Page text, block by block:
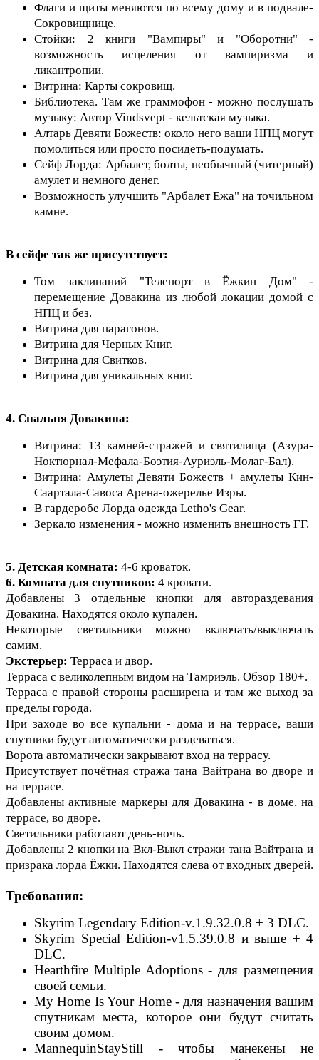
Флаги и щиты меняются по всему дому и в подвале-
Сокровищнице.
Стойки: 2 книги "Вампиры" и "Оборотни" -
возможность исцеления от вампиризма и
ликантропии.
Витрина: Карты сокровищ.
Библиотека. Там же граммофон - можно послушать
музыку: Автор Vindsvept - кельтская музыка.
Алтарь Девяти Божеств: около него ваши НПЦ могут
помолиться или просто посидеть-подумать.
Сейф Лорда: Арбалет, болты, необычный (читерный)
амулет и немного денег.
Возможность улучшить "Арбалет Ежа" на точильном
камне.
В сейфе так же присутствует:
Том заклинаний "Телепорт в Ёжкин Дом" -
перемещение Довакина из любой локации домой с
НПЦ и без.
Витрина для парагонов.
Витрина для Черных Книг.
Витрина для Свитков.
Витрина для уникальных книг.
4. Спальня Довакина:
Витрина: 13 камней-стражей и святилища (Азура-
Ноктюрнал-Мефала-Боэтия-Ауриэль-Молаг-Бал).
Витрина: Амулеты Девяти Божеств + амулеты Кин-
Саартала-Савоса Арена-ожерелье Изры.
В гардеробе Лорда одежда Letho's Gear.
Зеркало изменения - можно изменить внешность ГГ.
5. Детская комната: 4-6 кроваток.
6. Комната для спутников: 4 кровати.
Добавлены 3 отдельные кнопки для автораздевания
Довакина. Находятся около купален.
Некоторые светильники можно включать/выключать
самим.
Экстерьер: Терраса и двор.
Терраса с великолепным видом на Тамриэль. Обзор 180+.
Терраса с правой стороны расширена и там же выход за
пределы города.
При заходе во все купальни - дома и на террасе, ваши
спутники будут автоматически раздеваться.
Ворота автоматически закрывают вход на террасу.
Присутствует почётная стража тана Вайтрана во дворе и
на террасе.
Добавлены активные маркеры для Довакина - в доме, на
террасе, во дворе.
Светильники работают день-ночь.
Добавлены 2 кнопки на Вкл-Выкл стражи тана Вайтрана и
призрака лорда Ёжки. Находятся слева от входных дверей.
Требования:
Skyrim Legendary Edition-v.1.9.32.0.8 + 3 DLC.
Skyrim Special Edition-v1.5.39.0.8 и выше + 4
DLC.
Hearthfire Multiple Adoptions - для размещения
своей семьи.
My Home Is Your Home - для назначения вашим
спутникам места, которое они будут считать
своим домом.
MannequinStayStill - чтобы манекены не